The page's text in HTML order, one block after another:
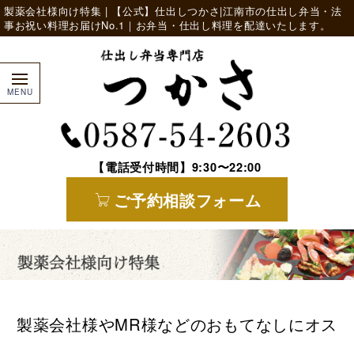
製薬会社様向け特集 | 【公式】仕出しつかさ|江南市の仕出し弁当・法
事お祝い料理お届けNo.1｜お弁当・仕出し料理を配達いたします。
【電話受付時間】9:30〜22:00
ご予約相談フォーム
製薬会社様やMR様などのおもてなしにオス